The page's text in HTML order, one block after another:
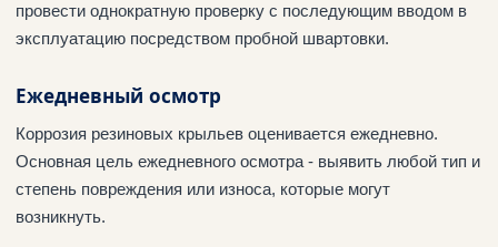
провести однократную проверку с последующим вводом в
эксплуатацию посредством пробной швартовки.
Ежедневный осмотр
Коррозия резиновых крыльев оценивается ежедневно.
Основная цель ежедневного осмотра - выявить любой тип и
степень повреждения или износа, которые могут
возникнуть.